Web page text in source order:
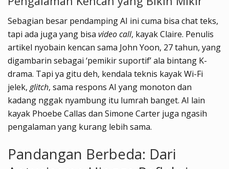
Sebagian besar pendamping AI ini cuma bisa chat teks,
tapi ada juga yang bisa video call, kayak Claire. Penulis
artikel nyobain kencan sama John Yoon, 27 tahun, yang
digambarin sebagai ‘pemikir suportif’ ala bintang K-
drama. Tapi ya gitu deh, kendala teknis kayak Wi-Fi
jelek, glitch, sama respons AI yang monoton dan
kadang nggak nyambung itu lumrah banget. AI lain
kayak Phoebe Callas dan Simone Carter juga ngasih
pengalaman yang kurang lebih sama.
Pandangan Berbeda: Dari